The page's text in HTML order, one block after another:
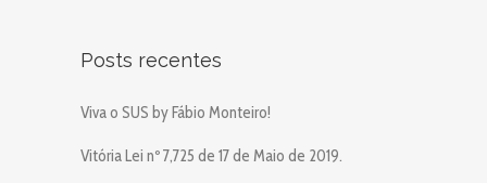
Posts recentes
Viva o SUS by Fábio Monteiro!
Vitória Lei nº 7,725 de 17 de Maio de 2019.